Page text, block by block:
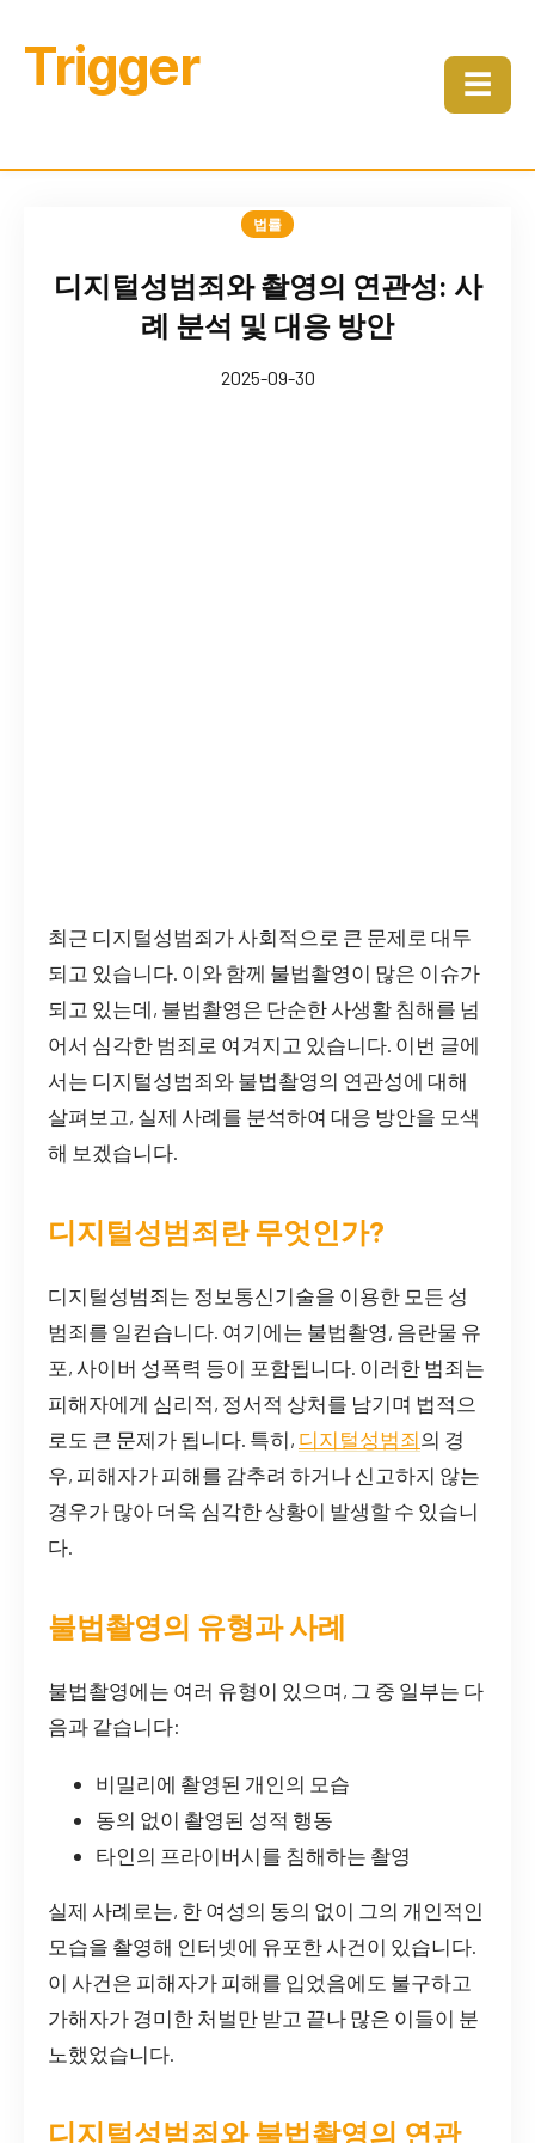
Trigger ☰
법률
디지털성범죄와 촬영의 연관성: 사
례 분석 및 대응 방안
2025-09-30
최근 디지털성범죄가 사회적으로 큰 문제로 대두
되고 있습니다. 이와 함께 불법촬영이 많은 이슈가
되고 있는데, 불법촬영은 단순한 사생활 침해를 넘
어서 심각한 범죄로 여겨지고 있습니다. 이번 글에
서는 디지털성범죄와 불법촬영의 연관성에 대해
살펴보고, 실제 사례를 분석하여 대응 방안을 모색
해 보겠습니다.
디지털성범죄란 무엇인가?
디지털성범죄는 정보통신기술을 이용한 모든 성
범죄를 일컫습니다. 여기에는 불법촬영, 음란물 유
포, 사이버 성폭력 등이 포함됩니다. 이러한 범죄는
피해자에게 심리적, 정서적 상처를 남기며 법적으
로도 큰 문제가 됩니다. 특히, 디지털성범죄 의 경
우, 피해자가 피해를 감추려 하거나 신고하지 않는
경우가 많아 더욱 심각한 상황이 발생할 수 있습니
다.
불법촬영의 유형과 사례
불법촬영에는 여러 유형이 있으며, 그 중 일부는 다
음과 같습니다:
비밀리에 촬영된 개인의 모습
동의 없이 촬영된 성적 행동
타인의 프라이버시를 침해하는 촬영
실제 사례로는, 한 여성의 동의 없이 그의 개인적인
모습을 촬영해 인터넷에 유포한 사건이 있습니다.
이 사건은 피해자가 피해를 입었음에도 불구하고
가해자가 경미한 처벌만 받고 끝나 많은 이들이 분
노했었습니다.
디지털성범죄와 불법촬영의 연관